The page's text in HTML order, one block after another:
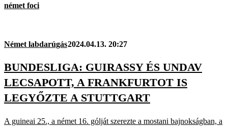
német foci
Német labdarúgás2024.04.13. 20:27
BUNDESLIGA: GUIRASSY ÉS UNDAV
LECSAPOTT, A FRANKFURTOT IS
LEGYŐZTE A STUTTGART
A guineai 25., a német 16. gólját szerezte a mostani bajnokságban, a